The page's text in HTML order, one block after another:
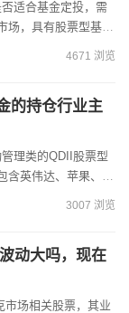
场，具有股票型基金
4671 浏览
的持仓行业主
含英伟达、苹果、微
3007 浏览
动大吗，现在